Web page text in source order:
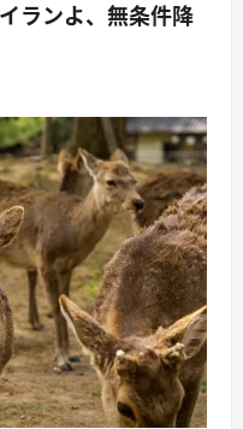
ランよ、無条件降